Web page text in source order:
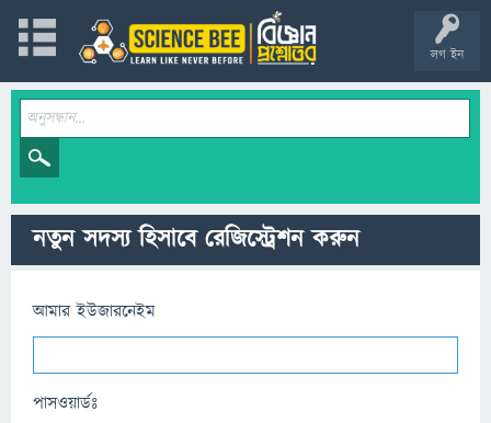
লগ ইন
নতুন সদস্য হিসাবে রেজিস্ট্রেশন করুন
আমার ইউজারনেইম
পাসওয়ার্ডঃ